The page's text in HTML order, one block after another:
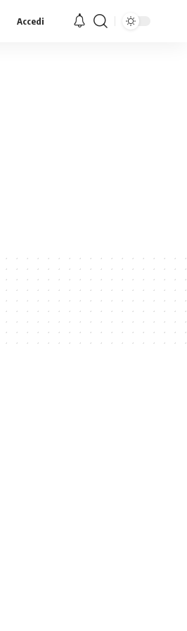
Accedi